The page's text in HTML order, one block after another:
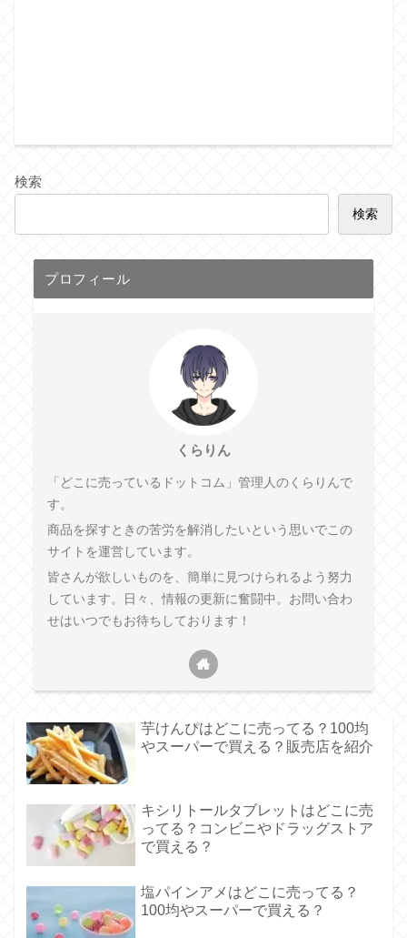
検索
検索
プロフィール
くらりん
「どこに売っているドットコム」管理人のくらりんで
す。
商品を探すときの苦労を解消したいという思いでこの
サイトを運営しています。
皆さんが欲しいものを、簡単に見つけられるよう努力
しています。日々、情報の更新に奮闘中。お問い合わ
せはいつでもお待ちしております！
芋けんぴはどこに売ってる？100均
やスーパーで買える？販売店を紹介
キシリトールタブレットはどこに売
ってる？コンビニやドラッグストア
で買える？
塩パインアメはどこに売ってる？
100均やスーパーで買える？